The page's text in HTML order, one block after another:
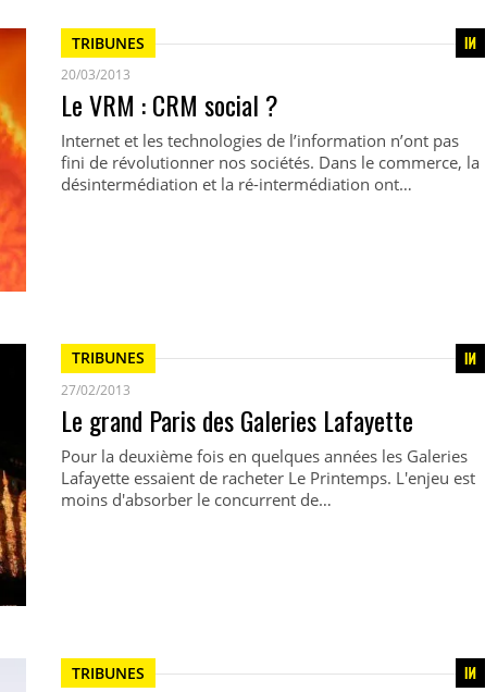
TRIBUNES
20/03/2013
Le VRM : CRM social ?
Internet et les technologies de l’information n’ont pas
fini de révolutionner nos sociétés. Dans le commerce, la
désintermédiation et la ré-intermédiation ont…
TRIBUNES
27/02/2013
Le grand Paris des Galeries Lafayette
Pour la deuxième fois en quelques années les Galeries
Lafayette essaient de racheter Le Printemps. L'enjeu est
moins d'absorber le concurrent de…
TRIBUNES